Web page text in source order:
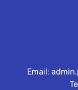
Email: